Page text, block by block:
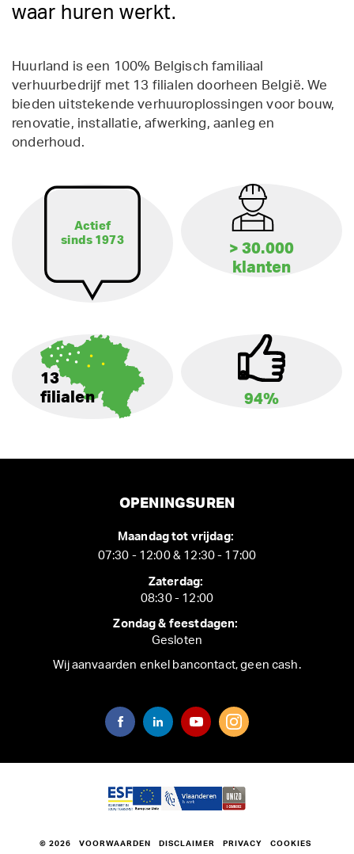
waar huren werkt.
Huurland is een 100% Belgisch familiaal
verhuurbedrijf met 13 filialen doorheen België. We
bieden uitstekende verhuuroplossingen voor bouw,
renovatie, installatie, afwerking, aanleg en
onderhoud.
Actief
sinds 1973
> 30.000
klanten
13
filialen
94%
OPENINGSUREN
Maandag tot vrijdag:
07:30 - 12:00 & 12:30 - 17:00
Zaterdag:
08:30 - 12:00
Zondag & feestdagen:
Gesloten
Wij aanvaarden enkel bancontact, geen cash.
© 2026 VOORWAARDEN DISCLAIMER PRIVACY COOKIES